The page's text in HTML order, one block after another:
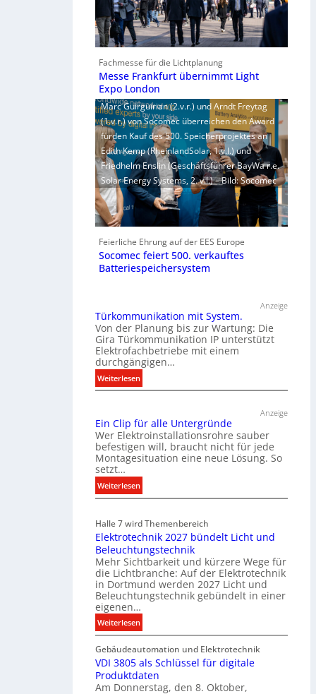
Fachmesse für die Lichtplanung
Messe Frankfurt übernimmt Light
Expo London
Marc Guirguirian (2.v.r.) und Arndt Freytag
(1.v.r.) von Socomec überreichen den Award
fürden Kauf des 500. Speicherprojektes an
Edith Kemp (RheinlandSolar, 1.v.l.) und
Friedhelm Enslin (Geschäftsführer BayWa r.e.
Solar Energy Systems, 2. v.l.) – Bild: Socomec
Feierliche Ehrung auf der EES Europe
Socomec feiert 500. verkauftes
Batteriespeichersystem
Anzeige
Türkommunikation mit System.
Von der Planung bis zur Wartung: Die
Gira Türkommunikation IP unterstützt
Elektrofachbetriebe mit einem
durchgängigen…
Weiterlesen:
T
r
k
o
m
u
n
k
a
t
i
o
n
t
S
y
s
t
Anzeige
Ein Clip für alle Untergründe
Wer Elektroinstallationsrohre sauber
befestigen will, braucht nicht für jede
Montagesituation eine neue Lösung. So
setzt…
Weiterlesen:
E
n
C
l
i
p
f
a
l
e
U
Halle 7 wird Themenbereich
Elektrotechnik 2027 bündelt Licht und
Beleuchtungstechnik
Mehr Sichtbarkeit und kürzere Wege für
die Lichtbranche: Auf der Elektrotechnik
in Dortmund werden 2027 Licht und
Beleuchtungstechnik gebündelt in einer
eigenen…
Weiterlesen:
E
l
e
k
t
Gebäudeautomation und Elektrotechnik
VDI 3805 als Schlüssel für digitale
Produktdaten
Am Donnerstag, den 8. Oktober,